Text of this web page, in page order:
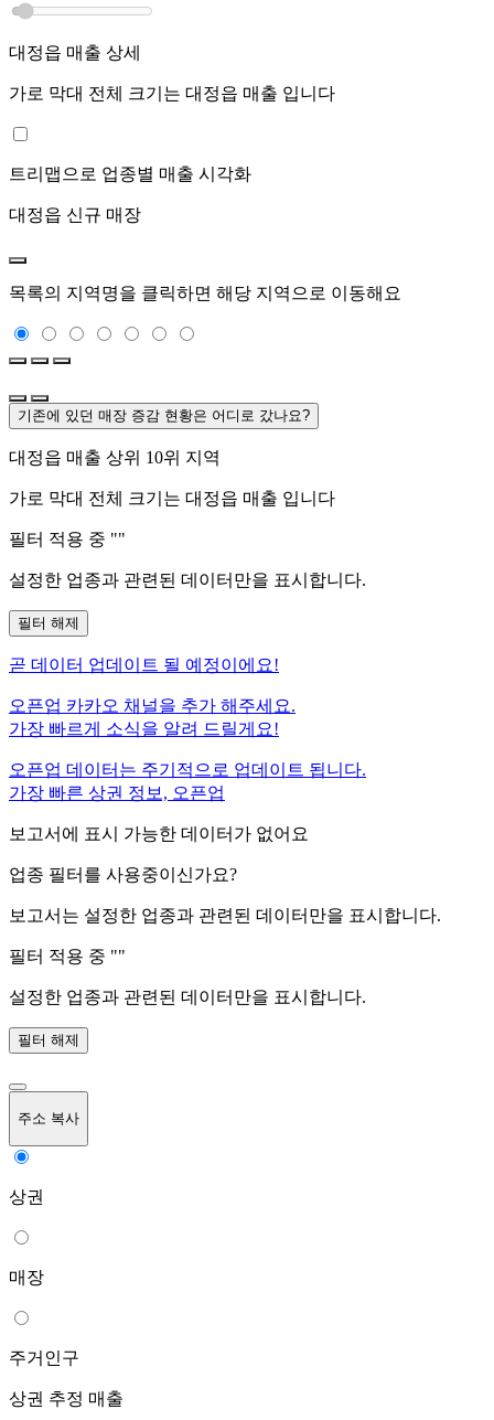
대정읍 매출 상세
가로 막대 전체 크기는 대정읍 매출 입니다
트리맵으로 업종별 매출 시각화
대정읍 신규 매장
목록의 지역명을 클릭하면 해당 지역으로 이동해요
기존에 있던 매장 증감 현황은 어디로 갔나요?
대정읍 매출 상위 10위 지역
가로 막대 전체 크기는 대정읍 매출 입니다
필터 적용 중 ""
설정한 업종과 관련된 데이터만을 표시합니다.
필터 해제
곧 데이터 업데이트 될 예정이에요!
오픈업 카카오 채널을 추가 해주세요.
가장 빠르게 소식을 알려 드릴게요!
오픈업 데이터는 주기적으로 업데이트 됩니다.
가장 빠른 상권 정보, 오픈업
보고서에 표시 가능한 데이터가 없어요
업종 필터를 사용중이신가요?
보고서는 설정한 업종과 관련된 데이터만을 표시합니다.
필터 적용 중 ""
설정한 업종과 관련된 데이터만을 표시합니다.
필터 해제
주소 복사
상권
매장
주거인구
상권 추정 매출